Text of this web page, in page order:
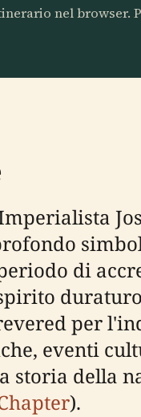
nel browser.
di
per
eventi
storia della
).